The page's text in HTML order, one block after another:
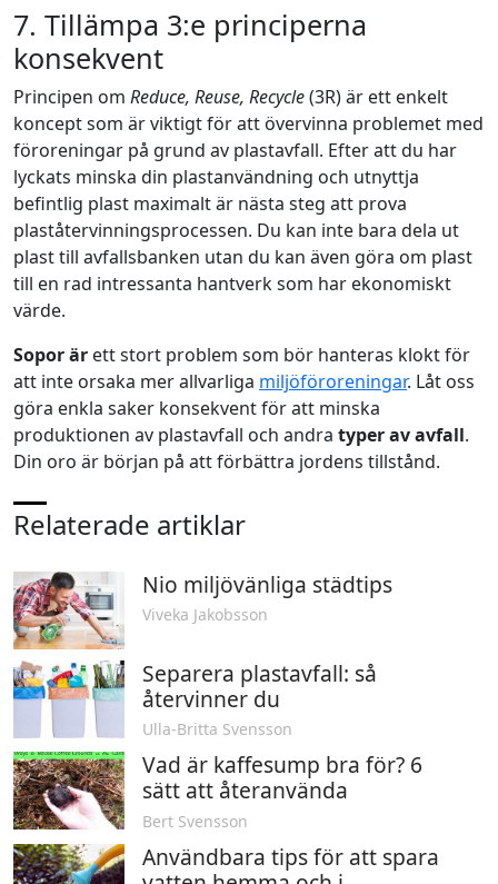
7. Tillämpa 3:e principerna
konsekvent
Principen om Reduce, Reuse, Recycle(3R) är ett enkelt
koncept som är viktigt för att övervinna problemet med
föroreningar på grund av plastavfall. Efter att du har
lyckats minska din plastanvändning och utnyttja
befintlig plast maximalt är nästa steg att prova
plaståtervinningsprocessen. Du kan inte bara dela ut
plast till avfallsbanken utan du kan även göra om plast
till en rad intressanta hantverk som har ekonomiskt
värde.
Sopor är ett stort problem som bör hanteras klokt för
att inte orsaka mer allvarliga miljöföroreningar. Låt oss
göra enkla saker konsekvent för att minska
produktionen av plastavfall och andra typer av avfall.
Din oro är början på att förbättra jordens tillstånd.
Relaterade artiklar
Nio miljövänliga städtips
Viveka Jakobsson
Separera plastavfall: så
återvinner du
Ulla-Britta Svensson
Vad är kaffesump bra för? 6
sätt att återanvända
Bert Svensson
Användbara tips för att spara